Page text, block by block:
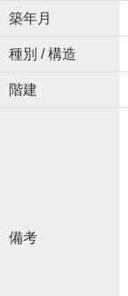
築年月
種別 / 構造
階建
備考